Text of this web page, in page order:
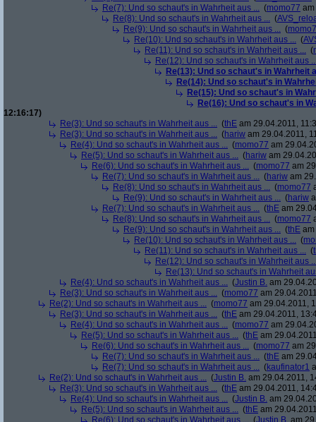
Re(7): Und so schaut's in Wahrheit aus ... (momo77
Re(8): Und so schaut's in Wahrheit aus ... (
Re(9): Und so schaut's in Wahrheit aus ... (
Re(10): Und so schaut's in Wahrheit aus ... (
Re(11): Und so schaut's in Wahrheit aus ... (
Re(12): Und so schaut's in Wahrheit aus
Re(13): Und so schaut's in Wahrheit
Re(14): Und so schaut's in
Re(15): Und so schaut's in
Re(16): Und so schaut's in
12:16:17)
Re(3): Und so schaut's in Wahrheit aus ... (thE am 29.04.2011,
Re(3): Und so schaut's in Wahrheit aus ... (hariw am 29.04.2011,
Re(4): Und so schaut's in Wahrheit aus ... (momo77 am
Re(5): Und so schaut's in Wahrheit aus ... (hariw am
Re(6): Und so schaut's in Wahrheit aus ... (momo77 am
Re(7): Und so schaut's in Wahrheit aus ... (hariw am
Re(8): Und so schaut's in Wahrheit aus ... (momo77
Re(9): Und so schaut's in Wahrheit aus ... (hariw
Re(7): Und so schaut's in Wahrheit aus ... (thE am
Re(8): Und so schaut's in Wahrheit aus ... (momo77
Re(9): Und so schaut's in Wahrheit aus ... (thE
Re(10): Und so schaut's in Wahrheit aus ... (
Re(11): Und so schaut's in Wahrheit aus ... (
Re(12): Und so schaut's in Wahrheit aus
Re(13): Und so schaut's in Wahrheit
Re(4): Und so schaut's in Wahrheit aus ... (Justin B. am
Re(3): Und so schaut's in Wahrheit aus ... (momo77 am
Re(2): Und so schaut's in Wahrheit aus ... (momo77 am 29.04.2011,
Re(3): Und so schaut's in Wahrheit aus ... (thE am 29.04.2011,
Re(4): Und so schaut's in Wahrheit aus ... (momo77 am
Re(5): Und so schaut's in Wahrheit aus ... (thE am
Re(6): Und so schaut's in Wahrheit aus ... (momo77 am
Re(7): Und so schaut's in Wahrheit aus ... (thE am
Re(7): Und so schaut's in Wahrheit aus ... (kaufinator1
Re(2): Und so schaut's in Wahrheit aus ... (Justin B. am 29.04.2011,
Re(3): Und so schaut's in Wahrheit aus ... (thE am 29.04.2011,
Re(4): Und so schaut's in Wahrheit aus ... (Justin B. am
Re(5): Und so schaut's in Wahrheit aus ... (thE am
Re(6): Und so schaut's in Wahrheit aus ... (Justin B. am